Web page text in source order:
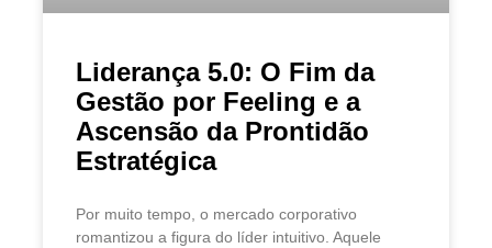
Liderança 5.0: O Fim da
Gestão por Feeling e a
Ascensão da Prontidão
Estratégica
Por muito tempo, o mercado corporativo
romantizou a figura do líder intuitivo. Aquele